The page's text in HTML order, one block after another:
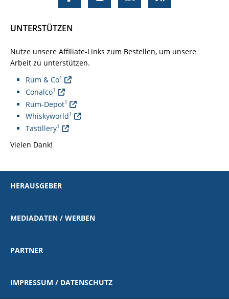
UNTERSTÜTZEN
Nutze unsere Affiliate-Links zum Bestellen, um unsere
Arbeit zu unterstützen.
Rum & Co1
Conalco1
Rum-Depot1
Whiskyworld1
Tastillery1
Vielen Dank!
HERAUSGEBER
MEDIADATEN / WERBEN
PARTNER
IMPRESSUM / DATENSCHUTZ